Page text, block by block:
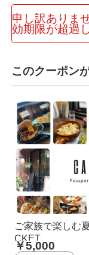
申し訳ありま
効期限が超過
このクーポン
ご家族で楽しむ
CKET
￥5,000